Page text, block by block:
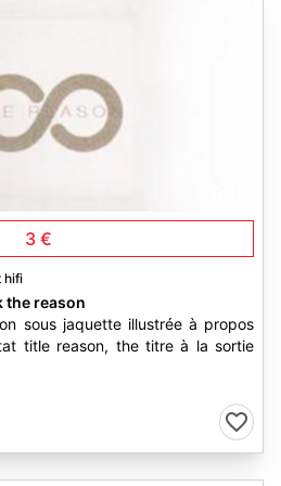
3 €
hifi
the reason
sous jaquette illustrée à propos
title reason, the titre à la sortie